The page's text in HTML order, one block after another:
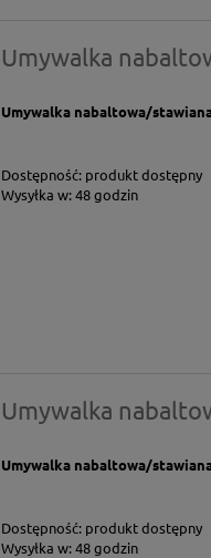
Umywalka
Umywalka nabaltowa/
Dostępność: produkt dostępny
Wysyłka w:48 godzin
Umywalka
Umywalka nabaltowa/
Dostępność: produkt dostępny
Wysyłka w:48 godzin